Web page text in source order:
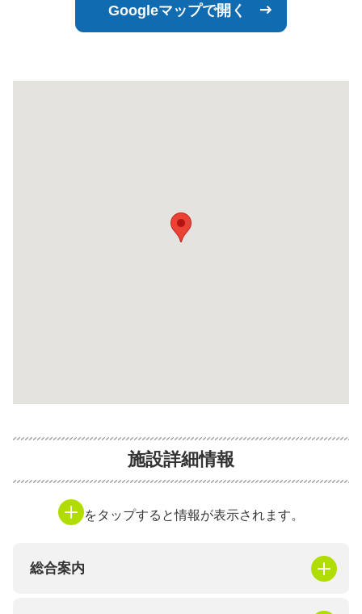
Googleマップで開く
施設詳細情報
をタップすると情報が表示されます。
総合案内